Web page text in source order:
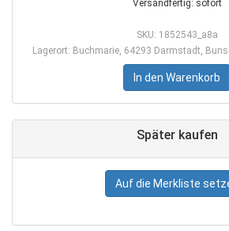
Versandfertig: sofort
SKU: 1852543_a8a
Lagerort: Buchmarie, 64293 Darmstadt,
In den Warenkorb
Später kaufen
Auf die Merkliste